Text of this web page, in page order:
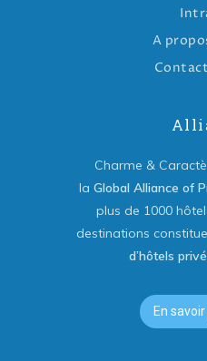
A
Charme &
la Global Alliance of
plus de 1000
destinations constitue
d’hôtels
En